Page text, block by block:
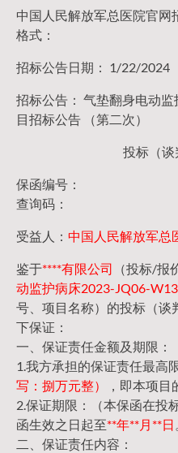
中国人民解放军总医院官网
格式：
招标公告日期： 1/22/2024
招标公告： 气垫翻身电动
目招标公告 （第二次）
投标（谈
保函编号：
查询码：
受益人： 中国人民解放军总
鉴于****有限公司 （投标/报
动监护病床2023-JQ06-
号、项目名称）的投标（谈
下保证：
一、保证责任金额及期限：
1.我方承担的保证责任最高
写：捌万元整）
，即本项目
2.保证期限：（本保函在投
函生效之日起至**年**月**日
二、保证责任内容：